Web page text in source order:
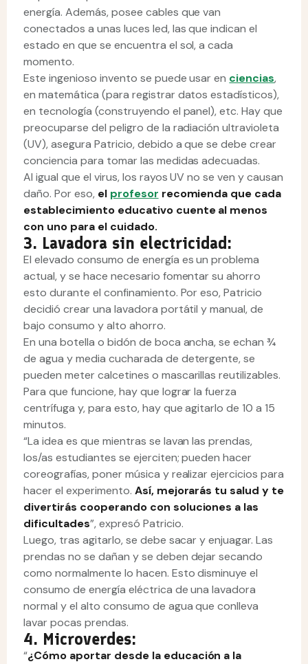
energía. Además, posee cables que van
conectados a unas luces led, las que indican el
estado en que se encuentra el sol, a cada
momento.
Este ingenioso invento se puede usar en ciencias,
en matemática (para registrar datos estadísticos),
en tecnología (construyendo el panel), etc. Hay que
preocuparse del peligro de la radiación ultravioleta
(UV), asegura Patricio, debido a que se debe crear
conciencia para tomar las medidas adecuadas.
Al igual que el virus, los rayos UV no se ven y causan
daño. Por eso, el profesor recomienda que cada
establecimiento educativo cuente al menos
con uno para el cuidado.
3. Lavadora sin electricidad:
El elevado consumo de energía es un problema
actual, y se hace necesario fomentar su ahorro
esto durante el confinamiento. Por eso, Patricio
decidió crear una lavadora portátil y manual, de
bajo consumo y alto ahorro.
En una botella o bidón de boca ancha, se echan ¾
de agua y media cucharada de detergente, se
pueden meter calcetines o mascarillas reutilizables.
Para que funcione, hay que lograr la fuerza
centrífuga y, para esto, hay que agitarlo de 10 a 15
minutos.
“La idea es que mientras se lavan las prendas,
los/as estudiantes se ejerciten; pueden hacer
coreografías, poner música y realizar ejercicios para
hacer el experimento. Así, mejorarás tu salud y te
divertirás cooperando con soluciones a las
dificultades”, expresó Patricio.
Luego, tras agitarlo, se debe sacar y enjuagar. Las
prendas no se dañan y se deben dejar secando
como normalmente lo hacen. Esto disminuye el
consumo de energía eléctrica de una lavadora
normal y el alto consumo de agua que conlleva
lavar pocas prendas.
4. Microverdes:
“¿Cómo aportar desde la educación a la